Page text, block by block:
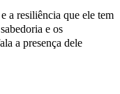
a resiliência que ele tem
e os
a presença dele